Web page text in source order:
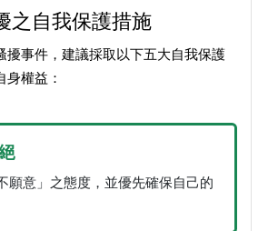
之自我保護措施
擾事件，建議採取以下五大自我保護
權益：
願意」之態度，並優先確保自己的